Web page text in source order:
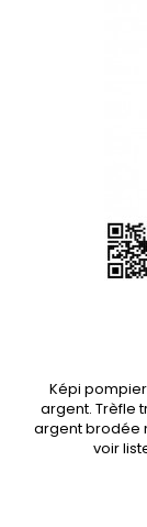
Képi
argent. Trèfle
argent brodée
voir